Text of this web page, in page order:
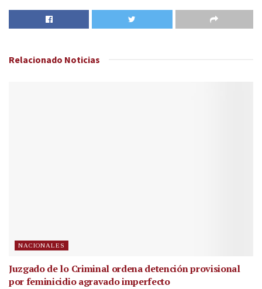
Relacionado Noticias
NACIONALES
Juzgado de lo Criminal ordena detención provisional
por feminicidio agravado imperfecto